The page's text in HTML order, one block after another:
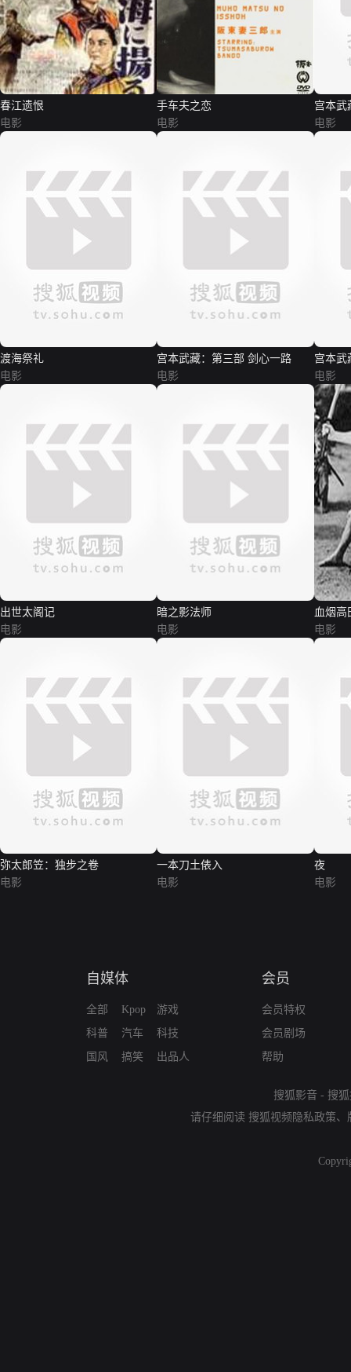
春江遗恨
电影
手车夫之恋
电影
宫本武
电影
渡海祭礼
电影
宫本武藏：第三部 剑心一路
电影
宫本武
部 荣...
电影
出世太阁记
电影
暗之影法师
电影
血烟高
电影
弥太郎笠：独步之卷
电影
一本刀土俵入
电影
夜
电影
自媒体
全部
科普
国风
Kpop
汽车
搞笑
游戏
科技
出品人
会员
会员特权
会员剧场
帮助
搜狐影音 - 搜
请仔细阅读 搜狐视频隐私政策、